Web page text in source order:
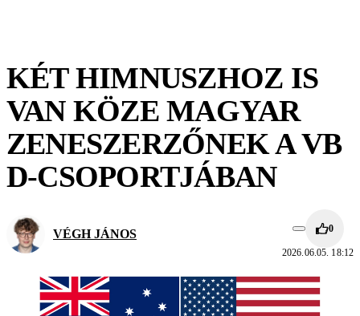
KÉT HIMNUSZHOZ IS
VAN KÖZE MAGYAR
ZENESZERZŐNEK A VB
D-CSOPORTJÁBAN
VÉGH JÁNOS 0
2026.06.05. 18:12